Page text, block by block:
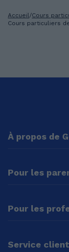
Accueil/Cours
Cours particuliers
À propos de
Pour les
Pour les
Service client